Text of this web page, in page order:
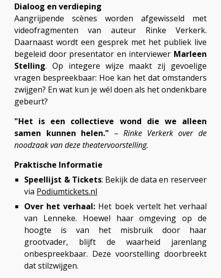
Dialoog en verdieping
Aangrijpende scènes worden afgewisseld met
videofragmenten van auteur Rinke Verkerk.
Daarnaast wordt een gesprek met het publiek live
begeleid door presentator en interviewer Marleen
Stelling. Op integere wijze maakt zij gevoelige
vragen bespreekbaar: Hoe kan het dat omstanders
zwijgen? En wat kun je wél doen als het ondenkbare
gebeurt?
"Het is een collectieve wond die we alleen
samen kunnen helen." –Rinke Verkerk over de
noodzaak van deze theatervoorstelling.
Praktische Informatie
Speellijst & Tickets: Bekijk de data en reserveer
via Podiumtickets.nl
Over het verhaal: Het boek vertelt het verhaal
van Lenneke. Hoewel haar omgeving op de
hoogte is van het misbruik door haar
grootvader, blijft de waarheid jarenlang
onbespreekbaar. Deze voorstelling doorbreekt
dat stilzwijgen.